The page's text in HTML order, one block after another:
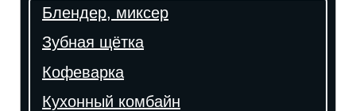
Блендер, миксер
Зубная щётка
Кофеварка
Кухонный комбайн